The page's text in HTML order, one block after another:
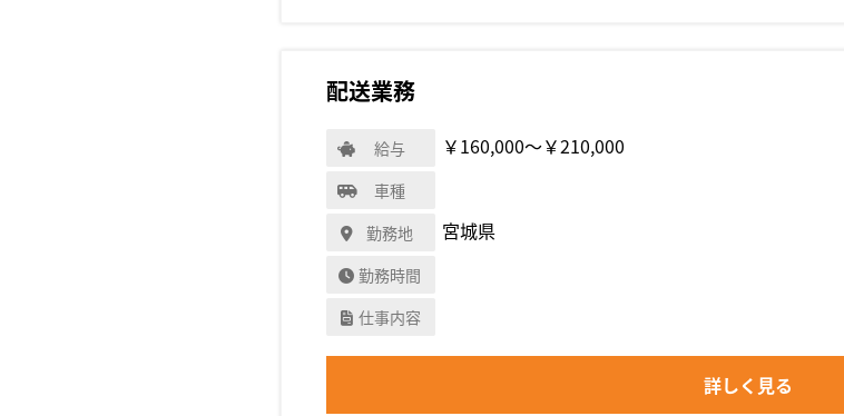
配送業務
給与 ￥160,000〜￥210,000
車種
勤務地
宮城県
勤務時間
仕事内容
詳しく見る